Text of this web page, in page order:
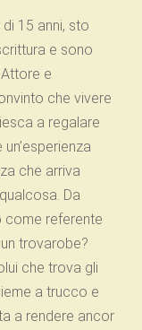
15 anni, sto
e sono
e
che vivere
a regalare
che arriva
Da
come referente
trovarobe?
che trova gli
a trucco e
a rendere ancor